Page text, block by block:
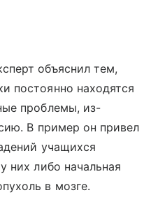
объяснил тем,
постоянно находятся
проблемы, из-
В пример он привел
учащихся
них либо начальная
в мозге.